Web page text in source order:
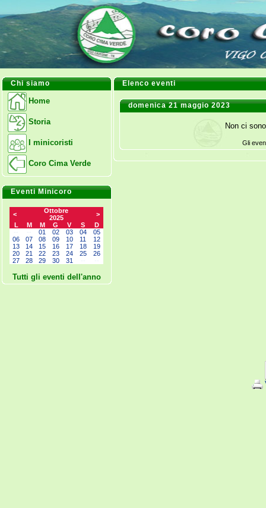
Chi siamo
Home
Storia
I minicoristi
Coro Cima Verde
Eventi Minicoro
<
Ottobre
2025
>
L
M M G V S
D
01 02 03 04
05
06
07 08 09 10 11
12
13
14 15 16 17 18
19
20
21 22 23 24 25
26
27
28 29 30 31
Tutti gli eventi dell'anno
Elenco eventi
domenica 21 maggio 2023
Non ci
Gli